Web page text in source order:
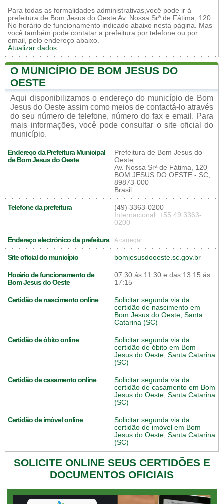
Para todas as formalidades administrativas,você pode ir à
prefeitura de Bom Jesus do Oeste Av. Nossa Srª de Fátima, 120.
No horário de funcionamento indicado abaixo nesta página. Mas
você também pode contatar a prefeitura por telefone ou por
email, pelo endereço abaixo.
Atualizar dados.
O MUNICÍPIO DE BOM JESUS DO
OESTE
Aqui disponibilizamos o endereço do município de Bom
Jesus do Oeste assim como meios de contactá-lo através
do seu número de telefone, número do fax e email. Para
mais informações, você pode consultar o site oficial do
município.
Endereço da Prefeitura Municipal
de Bom Jesus do Oeste
Prefeitura de Bom Jesus do
Oeste
Av. Nossa Srª de Fátima, 120
BOM JESUS DO OESTE - SC,
89873-000
Brasil
Telefone da prefeitura
(49) 3363-0200
Internacional: +55 49 3363-
0200
Endereço electrónico da prefeitura A carregar...
Site oficial do município bomjesusdooeste.sc.gov.br
Horário de funcionamento de
Bom Jesus do Oeste
07:30 ás 11:30 e das 13:15 ás
17:15
Certidão de nascimento online
Solicitar segunda via da
certidão de nascimento em
Bom Jesus do Oeste, Santa
Catarina (SC)
Certidão de óbito online
Solicitar segunda via da
certidão de óbito em Bom
Jesus do Oeste, Santa Catarina
(SC)
Certidão de casamento online
Solicitar segunda via da
certidão de casamento em Bom
Jesus do Oeste, Santa Catarina
(SC)
Certidão de imóvel online
Solicitar segunda via da
certidão de imóvel em Bom
Jesus do Oeste, Santa Catarina
(SC)
SOLICITE ONLINE SEUS CERTIDÕES E
DOCUMENTOS OFICIAIS